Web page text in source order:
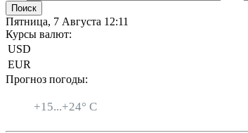
Пятница, 7 Августа 12:11
Курсы валют:
USD
EUR
Прогноз погоды:
+15...+24° C